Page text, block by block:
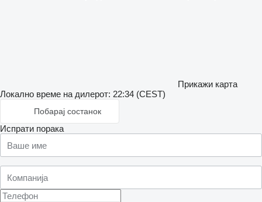
Прикажи карта
Локално време на дилерот: 22:34 (CEST)
Побарај состанок
Испрати порака